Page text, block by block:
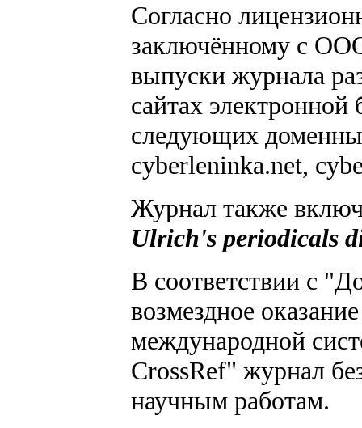
Согласно
заключённому с
выпуски журнала
сайтах
следующих
cyberleninka.net,
Журнал также
Ulrich's periodicals
В соответствии с
возмездное
международной
CrossRef" журнал
научным работам.